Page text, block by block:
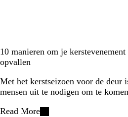
10 manieren om je
opvallen
Met het kerstseizoen voor de deur
mensen uit te nodigen om te
Read More